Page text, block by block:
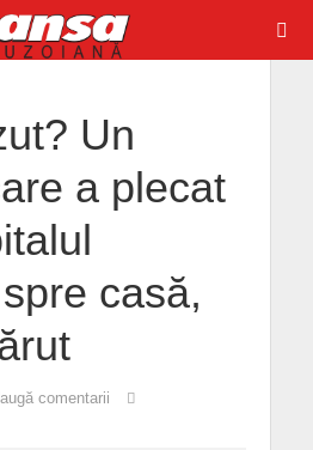
Un
a plecat
casă,
comentarii